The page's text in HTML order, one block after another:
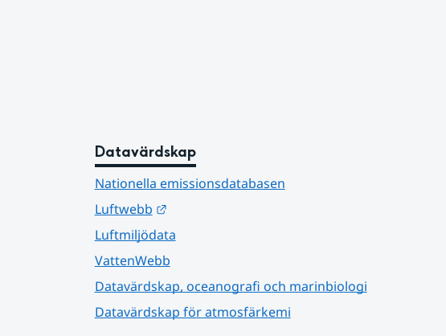
Datavärdskap
Nationella emissionsdatabasen
Luftwebb
Länk till annan webbplats.
Luftmiljödata
VattenWebb
Datavärdskap, oceanografi och marinbiologi
Datavärdskap för atmosfärkemi